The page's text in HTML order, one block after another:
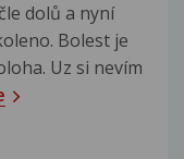
dolů a nyní
Bolest je
Uz si nevím